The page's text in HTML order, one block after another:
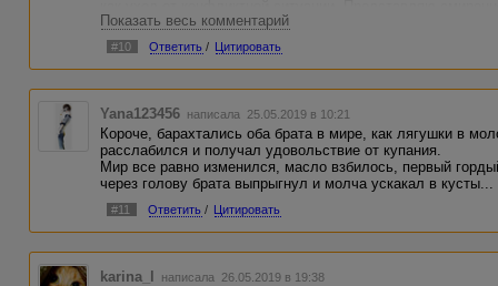
которого издеваются...а он смиренно терпит и их
рельсы трамвая!
Показать весь комментарий
#10 Ответить / Цитировать
Yana123456 написала 25.05.2019 в 10:21
Короче, барахтались оба брата в мире, как лягушки в
расслабился и получал удовольствие от купания.
Мир все равно изменился, масло взбилось, первый
через голову брата выпрыгнул и молча ускакал в кусты...
#11 Ответить / Цитировать
karina_l написала 26.05.2019 в 19:38